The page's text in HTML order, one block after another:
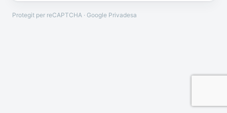
Protegit per reCAPTCHA · Google Privadesa